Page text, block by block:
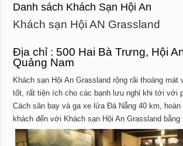
Danh sách Khách Sạn Hội An
Khách sạn Hội AN Grassland
Địa chỉ : 500 Hai Bà Trưng, Hội
Quảng Nam
Khách sạn Hội An Grassland rộng rãi thoáng
tốt, rất tiện ích cho các bạnh lưu nghỉ khi tới với
Cách sân bay và ga xe lửa Đà Nẵng 40 km, hoàn
khách đến với Khách sạn Hội An Grassland bằng